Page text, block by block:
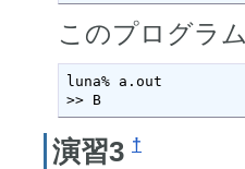
このプログラ
luna% a.out
>> B
演習3 †